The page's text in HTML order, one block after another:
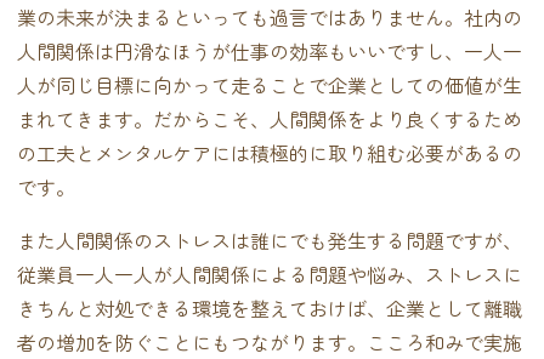
業の未来が決まるといっても過言ではありません。社内の
人間関係は円滑なほうが仕事の効率もいいですし、一人一
人が同じ目標に向かって走ることで企業としての価値が生
まれてきます。だからこそ、人間関係をより良くするため
の工夫とメンタルケアには積極的に取り組む必要があるの
です。
また人間関係のストレスは誰にでも発生する問題ですが、
従業員一人一人が人間関係による問題や悩み、ストレスに
きちんと対処できる環境を整えておけば、企業として離職
者の増加を防ぐことにもつながります。こころ和みで実施